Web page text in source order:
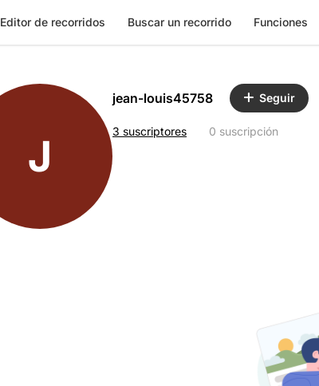
Editor de recorridos Buscar un recorrido Funciones
J
jean-louis45758 Seguir
3 suscriptores 0 suscripción